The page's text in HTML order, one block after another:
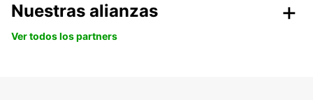
Nuestras alianzas
Ver todos los partners